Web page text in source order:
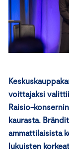
voittajaksi
Raisio-
kaurasta.
ammattilaisista
lukuisten